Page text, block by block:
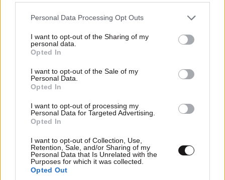
Please note that this website/app uses one or more Google
not limited to your visit or usage behaviour. You may click to
grant or deny consent to Google and its third-party tags to
use your data for below specified purposes in below Google
consent section.
Personal Data Processing Opt Outs
I want to opt-out of the Sharing of my
personal data.
Opted In
I want to opt-out of the Sale of my
Personal Data.
Opted In
I want to opt-out of processing my
Personal Data for Targeted Advertising.
Opted In
I want to opt-out of Collection, Use,
Retention, Sale, and/or Sharing of my
Personal Data that Is Unrelated with the
Purposes for which it was collected.
Opted Out
Βλαδίμηρος Κυριακίδης: «Δεν πιστεύω στον
Θεό, είναι δημιούργημα του ανθρώπου»